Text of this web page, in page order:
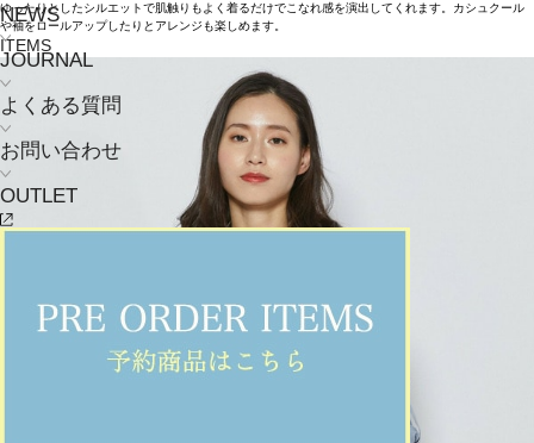
NEWS
JOURNAL
よくある質問
お問い合わせ
OUTLET
ゆったりとしたシルエットで肌触りもよく着るだけでこなれ感を演出してくれます。カシュクール
や袖をロールアップしたりとアレンジも楽しめます。
ITEMS